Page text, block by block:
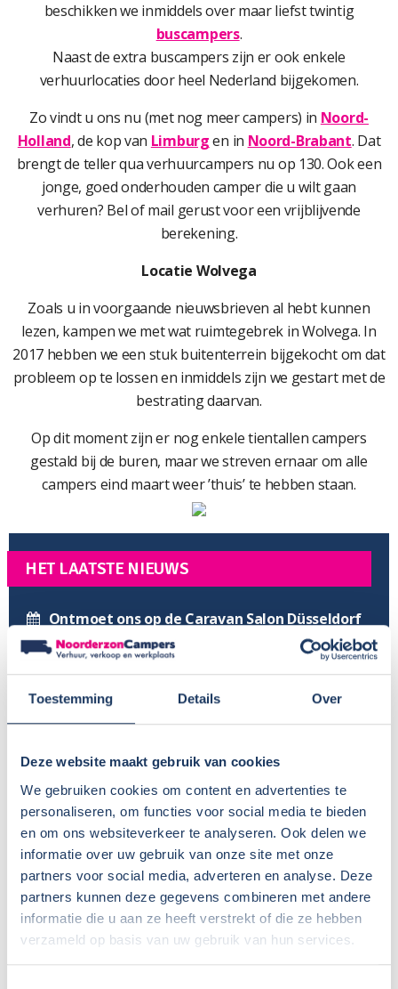
Toestemming Details Over
Deze website maakt gebruik van cookies
We gebruiken cookies om content en advertenties te
personaliseren, om functies voor social media te bieden
en om ons websiteverkeer te analyseren. Ook delen we
informatie over uw gebruik van onze site met onze
partners voor social media, adverteren en analyse. Deze
partners kunnen deze gegevens combineren met andere
informatie die u aan ze heeft verstrekt of die ze hebben
verzameld op basis van uw gebruik van hun services.
beschikken we inmiddels over maar liefst twintig
buscampers.
Naast de extra buscampers zijn er ook enkele
verhuurlocaties door heel Nederland bijgekomen.
Zo vindt u ons nu (met nog meer campers) in Noord-
Holland, de kop van Limburgen in Noord-Brabant. Dat
brengt de teller qua verhuurcampers nu op 130. Ook een
jonge, goed onderhouden camper die u wilt gaan
verhuren? Bel of mail gerust voor een vrijblijvende
berekening.
Locatie Wolvega
Zoals u in voorgaande nieuwsbrieven al hebt kunnen
lezen, kampen we met wat ruimtegebrek in Wolvega. In
2017 hebben we een stuk buitenterrein bijgekocht om dat
probleem op te lossen en inmiddels zijn we gestart met de
bestrating daarvan.
Op dit moment zijn er nog enkele tientallen campers
gestald bij de buren, maar we streven ernaar om alle
campers eind maart weer ’thuis’ te hebben staan.
HET LAATSTE NIEUWS
Ontmoet ons op de Caravan Salon Düsseldorf
Actie! Gratis laatste tankbeurt bij inlevering
Vacature Management Assistent – VERVULD
Programma presentaties Camper Outlet
bekend
Vacature – Technisch Verbinder – VERVULD
Start van het nieuwe jaar
Feestdagensluiting 2025-2026
Vacature camperwasser – VERVULD
Vacature werkplaats – VERVULD